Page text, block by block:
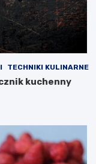
TECHNIKI KULINARNE
kuchenny